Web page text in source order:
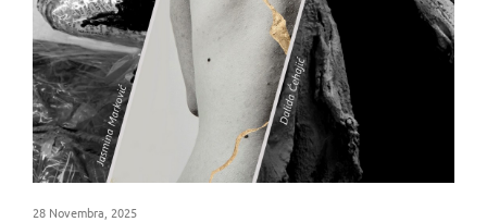
28 Novembra, 2025